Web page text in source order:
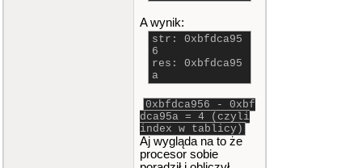
A wynik:
str: 0xbfdca95
6
res: 0xbfdca95
a
0xbfdca956 - 0xbf
dca95a = 4 (czyli
index w tablicy)
Aj wygląda na to że
procesor sobie